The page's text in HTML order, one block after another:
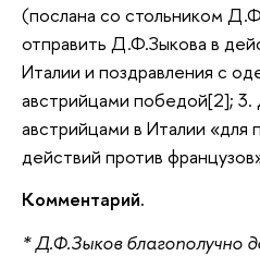
(послана со стольником
отправить Д.Ф.Зыкова в
Италии и поздравления с
австрийцами победой[2]; 3.
австрийцами в Италии «для
действий против
Комментарий.
* Д.Ф.Зыков благополучно